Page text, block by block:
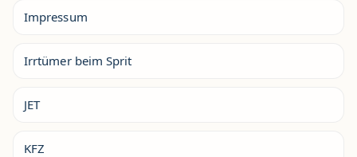
Impressum
Irrtümer beim Sprit
JET
KFZ